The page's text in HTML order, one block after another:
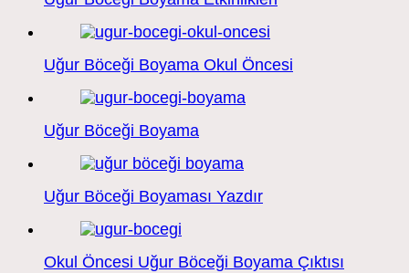
Uğur Böceği Boyama Okul Öncesi
Uğur Böceği Boyama
Uğur Böceği Boyaması Yazdır
Okul Öncesi Uğur Böceği Boyama Çıktısı